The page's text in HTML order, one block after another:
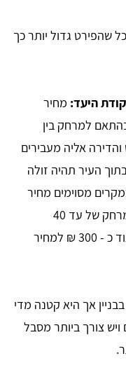
שהפירט גדול יותר כך
היעד: מחיר
למרחק בין
אליה מעבירים
העיר תהיה זולה
מסוימים מחיר
הובלות קטנות מחוץ לכרמיאל במרחק של עד 40
קילומטרים מהעיר יכול להוסיף עוד כ - 300 ₪ למחיר
אך היא קטנה מדי
ויש צורך ביותר מסבל